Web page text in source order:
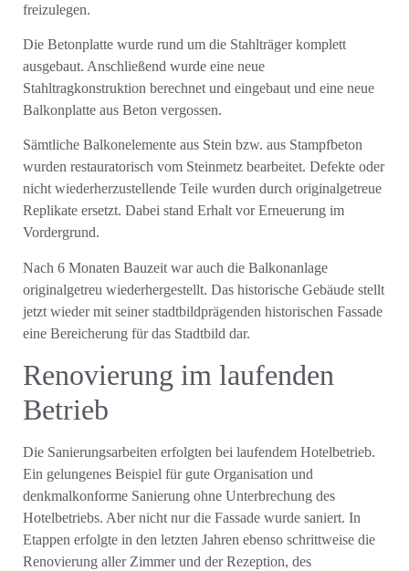
freizulegen.
Die Betonplatte wurde rund um die Stahlträger komplett
ausgebaut. Anschließend wurde eine neue
Stahltragkonstruktion berechnet und eingebaut und eine neue
Balkonplatte aus Beton vergossen.
Sämtliche Balkonelemente aus Stein bzw. aus Stampfbeton
wurden restauratorisch vom Steinmetz bearbeitet. Defekte oder
nicht wiederherzustellende Teile wurden durch originalgetreue
Replikate ersetzt. Dabei stand Erhalt vor Erneuerung im
Vordergrund.
Nach 6 Monaten Bauzeit war auch die Balkonanlage
originalgetreu wiederhergestellt. Das historische Gebäude stellt
jetzt wieder mit seiner stadtbildprägenden historischen Fassade
eine Bereicherung für das Stadtbild dar.
Renovierung im laufenden
Betrieb
Die Sanierungsarbeiten erfolgten bei laufendem Hotelbetrieb.
Ein gelungenes Beispiel für gute Organisation und
denkmalkonforme Sanierung ohne Unterbrechung des
Hotelbetriebs. Aber nicht nur die Fassade wurde saniert. In
Etappen erfolgte in den letzten Jahren ebenso schrittweise die
Renovierung aller Zimmer und der Rezeption, des